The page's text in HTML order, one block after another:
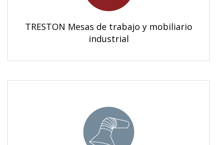
TRESTON Mesas de trabajo y mobiliario
industrial